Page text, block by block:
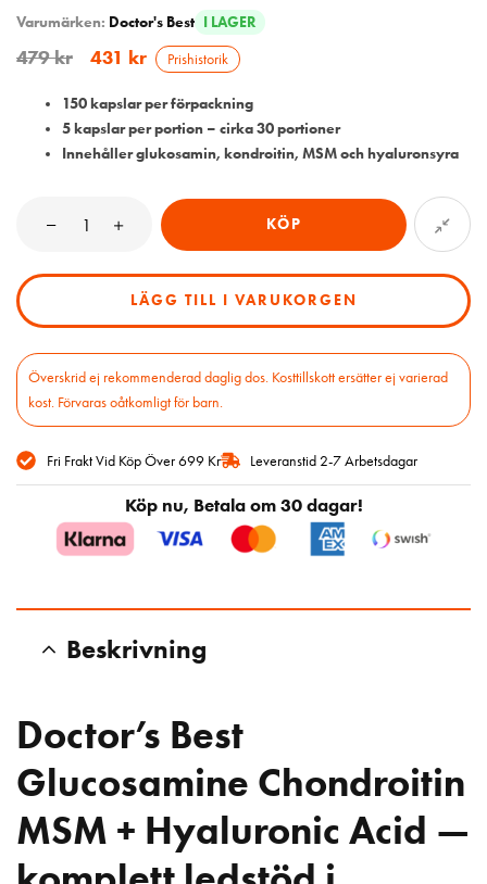
Varumärken: Doctor's Best I LAGER
479kr 431 kr Prishistorik
150 kapslar per förpackning
5 kapslar per portion – cirka 30 portioner
Innehåller glukosamin, kondroitin, MSM och hyaluronsyra
KÖP
LÄGG TILL I VARUKORGEN
Överskrid ej rekommenderad daglig dos. Kosttillskott ersätter ej varierad
kost. Förvaras oåtkomligt för barn.
Fri Frakt Vid Köp Över 699 Kr Leveranstid 2-7 Arbetsdagar
Köp nu, Betala om 30 dagar!
Beskrivning
Doctor’s Best
Glucosamine Chondroitin
MSM + Hyaluronic Acid —